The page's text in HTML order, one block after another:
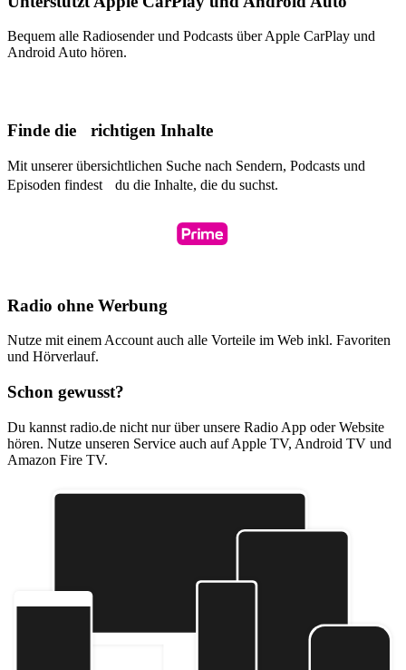
Bequem alle Radiosender und Podcasts über Apple CarPlay und
Android Auto hören.
Finde die richtigen Inhalte
Mit unserer übersichtlichen Suche nach Sendern, Podcasts und
Episoden findest du die Inhalte, die du suchst.
Radio ohne Werbung
Nutze mit einem Account auch alle Vorteile im Web inkl. Favoriten
und Hörverlauf.
Schon gewusst?
Du kannst radio.de nicht nur über unsere Radio App oder Website
hören. Nutze unseren Service auch auf Apple TV, Android TV und
Amazon Fire TV.